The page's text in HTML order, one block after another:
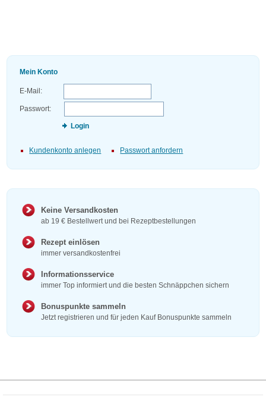
Mein Konto
E-Mail:
Passwort:
Login
Kundenkonto anlegen Passwort anfordern
Keine Versandkosten
ab 19 € Bestellwert und bei Rezeptbestellungen
Rezept einlösen
immer versandkostenfrei
Informationsservice
immer Top informiert und die besten Schnäppchen sichern
Bonuspunkte sammeln
Jetzt registrieren und für jeden Kauf Bonuspunkte sammeln